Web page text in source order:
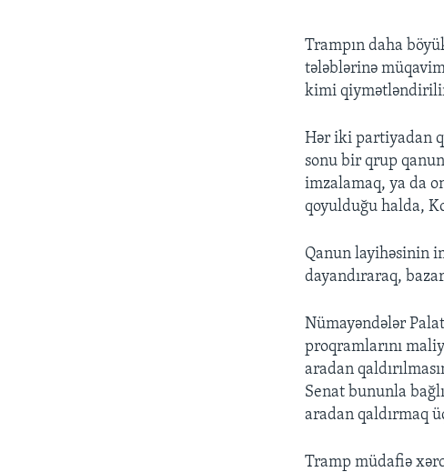
Trampın daha
tələblərinə
kimi
Hər iki partiyadan
sonu bir qrup
imzalamaq, ya da
qoyulduğu halda,
Qanun layihəsinin
dayandıraraq,
Nümayəndələr
proqramlarını
aradan
Senat bununla
aradan qaldırmaq
Tramp müdafiə